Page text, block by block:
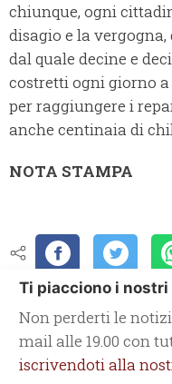
chiunque, ogni
disagio e la
dal quale decine e
costretti ogni giorno
per raggiungere i
anche centinaia di
NOTA STAMPA
Ti piacciono i
Non perderti le
mail alle 19.00 con
iscrivendoti alla